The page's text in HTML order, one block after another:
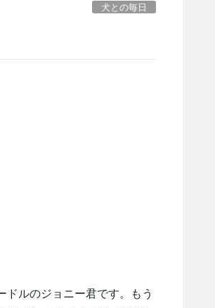
犬との毎日
ドルのジョニー君です。もう